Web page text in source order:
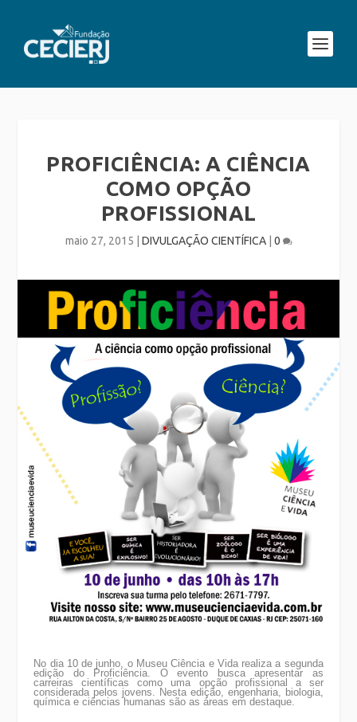
PROFICIÊNCIA: A CIÊNCIA
COMO OPÇÃO
PROFISSIONAL
maio 27, 2015 DIVULGAÇÃO CIENTÍFICA| 0
No dia 10 de junho, o Museu Ciência e Vida realiza a segunda
edição do Proficiência. O evento busca apresentar as
carreiras científicas como uma opção profissional a ser
considerada pelos jovens. Nesta edição, engenharia, biologia,
química e ciências humanas são as áreas em destaque.